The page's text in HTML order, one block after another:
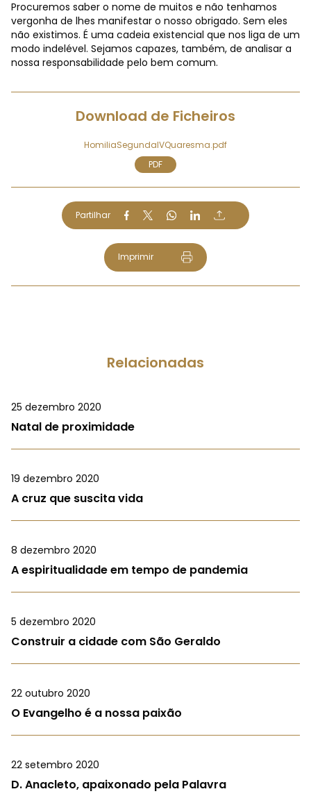
Procuremos saber o nome de muitos e não tenhamos
vergonha de lhes manifestar o nosso obrigado. Sem eles
não existimos. É uma cadeia existencial que nos liga de um
modo indelével. Sejamos capazes, também, de analisar a
nossa responsabilidade pelo bem comum.
Download de Ficheiros
HomiliaSegundaIVQuaresma.pdf
PDF
Partilhar
Imprimir
Relacionadas
25 dezembro 2020
Natal de proximidade
19 dezembro 2020
A cruz que suscita vida
8 dezembro 2020
A espiritualidade em tempo de pandemia
5 dezembro 2020
Construir a cidade com São Geraldo
22 outubro 2020
O Evangelho é a nossa paixão
22 setembro 2020
D. Anacleto, apaixonado pela Palavra